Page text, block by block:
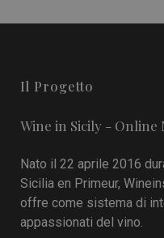
Il Progetto
Wine in Sicily - Online
Nato il 22 aprile 2016
Sicilia en Primeur,
offre come sistema di
appassionati del vino.